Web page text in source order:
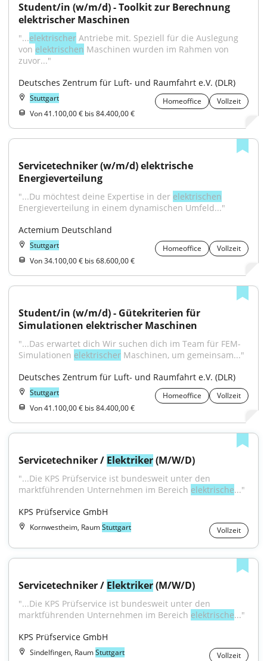
Student/in (w/m/d) - Toolkit zur Berechnung
elektrischer Maschinen
"...elektrischer Antriebe mit. Speziell für die Auslegung
von elektrischen Maschinen wurden im Rahmen von
zuvor..."
Deutsches Zentrum für Luft- und Raumfahrt e.V. (DLR)
Stuttgart Homeoffice
Vollzeit
Von 41.100,00 € bis 84.400,00 €
Servicetechniker (w/m/d) elektrische
Energieverteilung
"...Du möchtest deine Expertise in der elektrischen
Energieverteilung in einem dynamischen Umfeld..."
Actemium Deutschland
Stuttgart Homeoffice
Vollzeit
Von 34.100,00 € bis 68.600,00 €
Student/in (w/m/d) - Gütekriterien für
Simulationen elektrischer Maschinen
"...Das erwartet dich Wir suchen dich im Team für FEM-
Simulationen elektrischer Maschinen, um gemeinsam..."
Deutsches Zentrum für Luft- und Raumfahrt e.V. (DLR)
Stuttgart Homeoffice
Vollzeit
Von 41.100,00 € bis 84.400,00 €
Servicetechniker / Elektriker (M/W/D)
"...Die KPS Prüfservice ist bundesweit unter den
marktführenden Unternehmen im Bereich elektrische..."
KPS Prüfservice GmbH
Kornwestheim, RaumStuttgart Vollzeit
Servicetechniker / Elektriker (M/W/D)
"...Die KPS Prüfservice ist bundesweit unter den
marktführenden Unternehmen im Bereich elektrische..."
KPS Prüfservice GmbH
Sindelfingen, RaumStuttgart Vollzeit